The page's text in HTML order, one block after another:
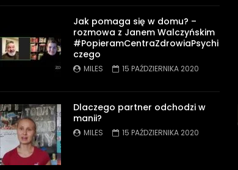
Jak pomaga się w domu? –
rozmowa z Janem Walczyńskim
#PopieramCentraZdrowiaPsychi
czego
MILES 15 PAŹDZIERNIKA 2020
Dlaczego partner odchodzi w
manii?
MILES 15 PAŹDZIERNIKA 2020